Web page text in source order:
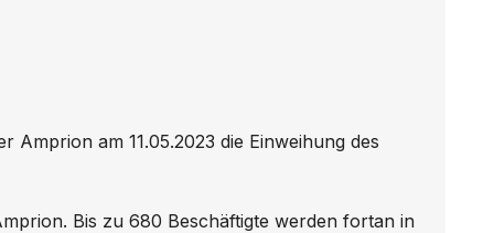
am 11.05.2023 die Einweihung des
Bis zu 680 Beschäftigte werden fortan in